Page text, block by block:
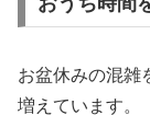
お盆休みの混雑
増えています。